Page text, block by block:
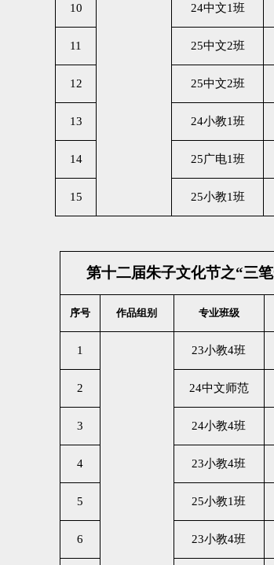
10 24中文1班
11 25中文2班
12 25中文2班
13 24小教1班
14 25广电1班
15 25小教1班
第十二届朱子文化节之“三
序号 作品组别 专业班级
1 23小教4班
2 24中文师范
3 24小教4班
4 23小教4班
5 25小教1班
6 23小教4班